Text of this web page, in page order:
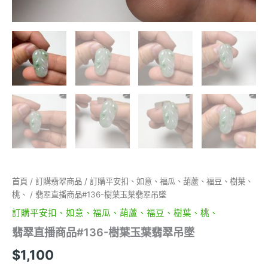
首頁 / 訂購翡翠商品 / 訂購平安扣、如意、福瓜、葫蘆、福豆、樹葉、
桃、 / 翡翠直播商品#136-樹葉玉葉翡翠吊墜
訂購平安扣、如意、福瓜、葫蘆、福豆、樹葉、桃、
翡翠直播商品#136-樹葉玉葉翡翠吊墜
$1,100